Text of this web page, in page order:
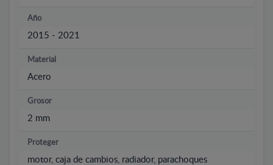
Año
2015 - 2021
Material
Acero
Grosor
2 mm
Proteger
motor, caja de cambios, radiador, parachoques